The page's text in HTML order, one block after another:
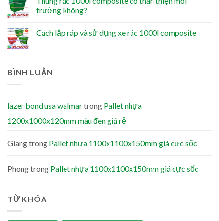
trường không?
Cách lắp ráp và sử dụng xe rác 1000l composite
BÌNH LUẬN
lazer bond usa walmartrong Pallet nhựa
1200x1000x120mm màu đen giá rẻ
Giangtrong Pallet nhựa 1100x1100x150mm giá cực sốc
Phongtrong Pallet nhựa 1100x1100x150mm giá cực sốc
TỪ KHÓA